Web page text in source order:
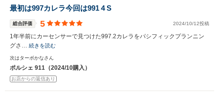
最初は997カレラ今回は991４S
総合評価 5 2024/10/12投稿
1年半前にカーセンサーで見つけた997.2カレラをパシフィックプランニン
グさ… 続きを読む
次はターボかなさん
ポルシェ 911（2024/10購入）
お店からの返信あり